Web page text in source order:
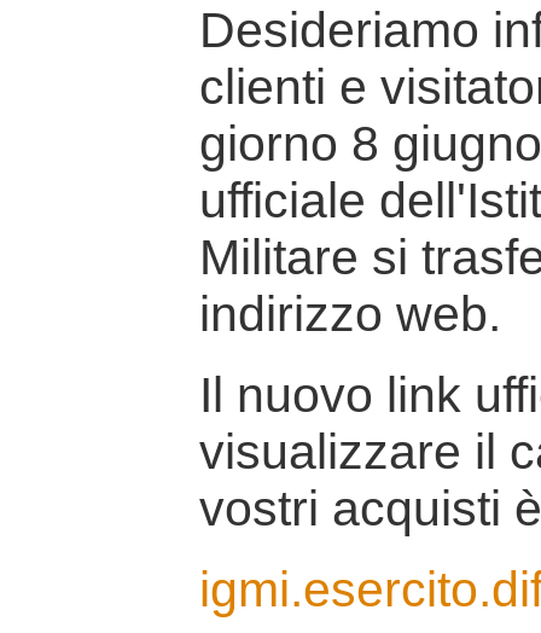
Desideriamo
clienti e
giorno 8
ufficiale
Militare si
indirizzo web.
Il nuovo link
visualizzare il
vostri acquisti